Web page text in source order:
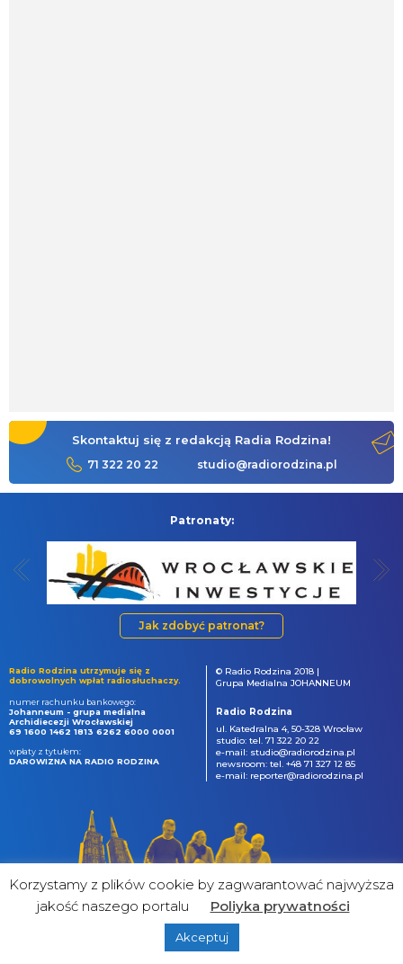
Skontaktuj się z redakcją Radia Rodzina!
71 322 20 22 studio@radiorodzina.pl
Patronaty:
Jak zdobyć patronat?
Radio Rodzina utrzymuje się z
dobrowolnych wpłat radiosłuchaczy.
numer rachunku bankowego:
Johanneum - grupa medialna
Archidiecezji Wrocławskiej
69 1600 1462 1813 6262 6000 0001
wpłaty z tytułem:
DAROWIZNA NA RADIO RODZINA
© Radio Rodzina 2018 |
Grupa Medialna JOHANNEUM
Radio Rodzina
ul. Katedralna 4, 50-328 Wrocław
studio: tel. 71 322 20 22
e-mail: studio@radiorodzina.pl
newsroom: tel. +48 71 327 12 85
e-mail: reporter@radiorodzina.pl
&
Korzystamy z plików cookie by zagwarantować najwyższa
jakość naszego portalu
Poliyka prywatności
Akceptuj